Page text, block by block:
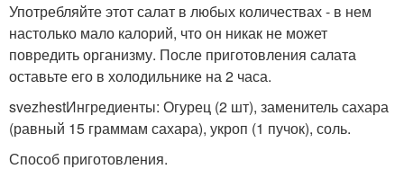
Употребляйте этот салат в любых количествах - в нем
настолько мало калорий, что он никак не может
повредить организму. После приготовления салата
оставьте его в холодильнике на 2 часа.
svezhestИнгредиенты: Огурец (2 шт), заменитель сахара
(равный 15 граммам сахара), укроп (1 пучок), соль.
Способ приготовления.